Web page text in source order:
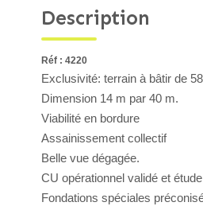
Description
Réf : 4220
Exclusivité: terrain à bâtir de
Dimension 14 m par 40 m.
Viabilité en bordure
Assainissement collectif
Belle vue dégagée.
CU opérationnel validé et
Fondations spéciales